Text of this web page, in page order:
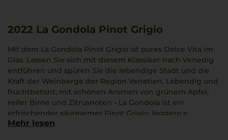
2022 La Gondola Pinot Grigio
Mit dem La Gondola Pinot Grigio ist pures Dolce Vita im
Glas. Lassen Sie sich mit diesem Klassiker nach Venedig
entführen und spüren Sie die lebendige Stadt und die
Kraft der Weinberge der Region Venetien. Lebendig und
fruchtbetont, mit schönen Aromen von grünem Apfel,
reifer Birne und Zitrusnoten - La Gondola ist ein
erfrischender säurearmer Pinot Grigio, leggero e
piacevole, mineralisch und mit feinem herbem
Mehr lesen